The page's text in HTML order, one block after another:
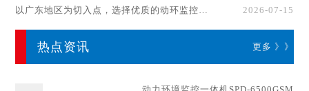
以广东地区为切入点，选择优质的动环监控系统厂家
2026-07-15
热点资讯 更多 》》